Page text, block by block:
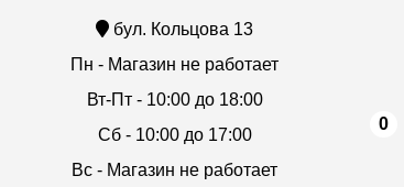
бул. Кольцова 13
Пн - Магазин не работает
Вт-Пт - 10:00 до 18:00
Сб - 10:00 до 17:00
Вс - Магазин не работает
0